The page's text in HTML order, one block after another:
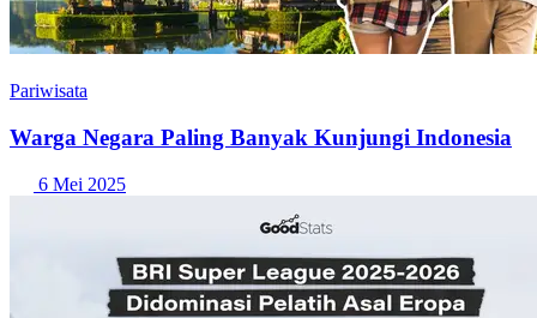
Pariwisata
Warga Negara Paling Banyak Kunjungi Indonesia
6 Mei 2025